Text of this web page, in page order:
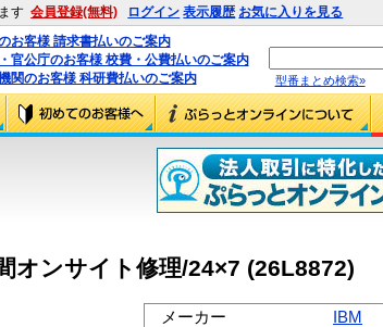
す 会員登録(無料) ログイン 表示履歴 お気に入りを見る
お客様 請求書払いのご案内
官公庁のお客様 校費・公費払いのご案内
関のお客様 科研費払いのご案内
型番まとめ検索»
オンサイト修理/24×7 (26L8872)
メーカー
IBM